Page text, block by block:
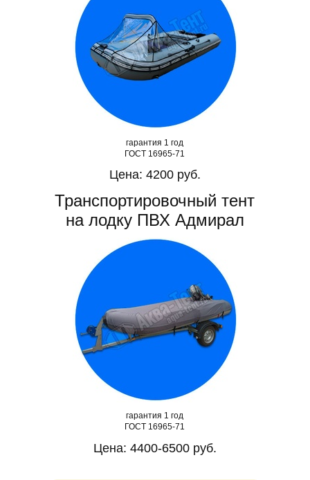
гарантия 1 год
ГОСТ 16965-71
Цена: 4200 руб.
Транспортировочный тент
на лодку ПВХ Адмирал
гарантия 1 год
ГОСТ 16965-71
Цена: 4400-6500 руб.